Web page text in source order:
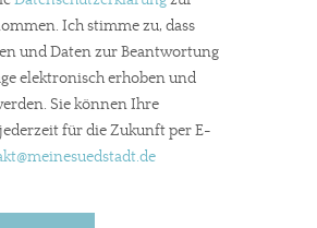
unsere Arbeit?
sich durch Partnerprofile und
sind in den letzten Monaten
Berichterstattung schätzen,
Ich stimme zu, dass
und Daten zur Beantwortung
elektronisch erhoben und
Sie können Ihre
für die Zukunft per E-
@meinesuedstadt.de